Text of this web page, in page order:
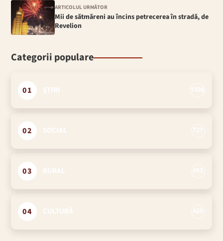
ARTICOLUL URMĂTOR
Mii de sătmăreni au încins petrecerea în stradă, de
Revelion
Categorii populare
01
02
03
04